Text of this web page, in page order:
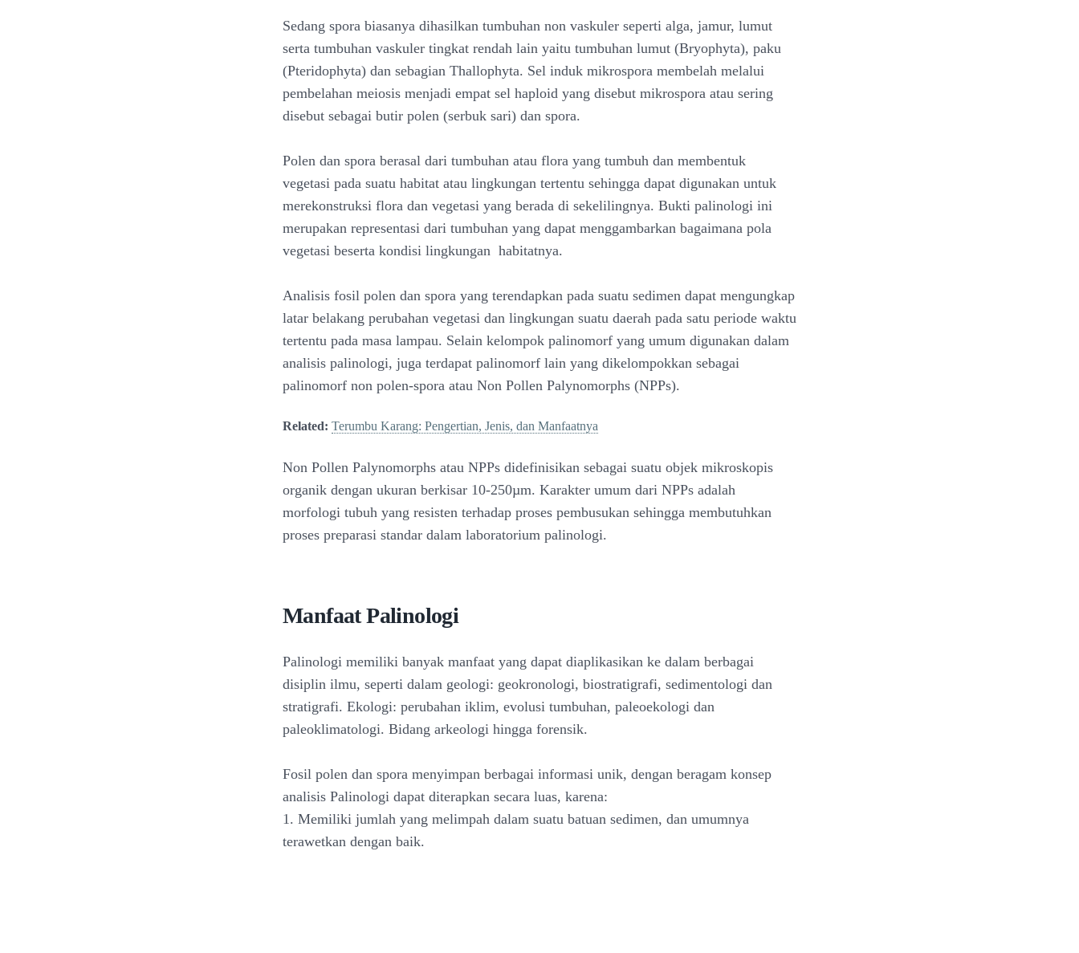
Sedang spora biasanya dihasilkan tumbuhan non vaskuler seperti alga, jamur, lumut
serta tumbuhan vaskuler tingkat rendah lain yaitu tumbuhan lumut (Bryophyta), paku
(Pteridophyta) dan sebagian Thallophyta. Sel induk mikrospora membelah melalui
pembelahan meiosis menjadi empat sel haploid yang disebut mikrospora atau sering
disebut sebagai butir polen (serbuk sari) dan spora.
Polen dan spora berasal dari tumbuhan atau flora yang tumbuh dan membentuk
vegetasi pada suatu habitat atau lingkungan tertentu sehingga dapat digunakan untuk
merekonstruksi flora dan vegetasi yang berada di sekelilingnya. Bukti palinologi ini
merupakan representasi dari tumbuhan yang dapat menggambarkan bagaimana pola
vegetasi beserta kondisi lingkungan habitatnya.
Analisis fosil polen dan spora yang terendapkan pada suatu sedimen dapat mengungkap
latar belakang perubahan vegetasi dan lingkungan suatu daerah pada satu periode waktu
tertentu pada masa lampau. Selain kelompok palinomorf yang umum digunakan dalam
analisis palinologi, juga terdapat palinomorf lain yang dikelompokkan sebagai
palinomorf non polen-spora atau Non Pollen Palynomorphs (NPPs).
Related: Terumbu Karang: Pengertian, Jenis, dan Manfaatnya
Non Pollen Palynomorphs atau NPPs didefinisikan sebagai suatu objek mikroskopis
organik dengan ukuran berkisar 10-250µm. Karakter umum dari NPPs adalah
morfologi tubuh yang resisten terhadap proses pembusukan sehingga membutuhkan
proses preparasi standar dalam laboratorium palinologi.
Manfaat Palinologi
Palinologi memiliki banyak manfaat yang dapat diaplikasikan ke dalam berbagai
disiplin ilmu, seperti dalam geologi: geokronologi, biostratigrafi, sedimentologi dan
stratigrafi. Ekologi: perubahan iklim, evolusi tumbuhan, paleoekologi dan
paleoklimatologi. Bidang arkeologi hingga forensik.
Fosil polen dan spora menyimpan berbagai informasi unik, dengan beragam konsep
analisis Palinologi dapat diterapkan secara luas, karena:
1. Memiliki jumlah yang melimpah dalam suatu batuan sedimen, dan umumnya
terawetkan dengan baik.